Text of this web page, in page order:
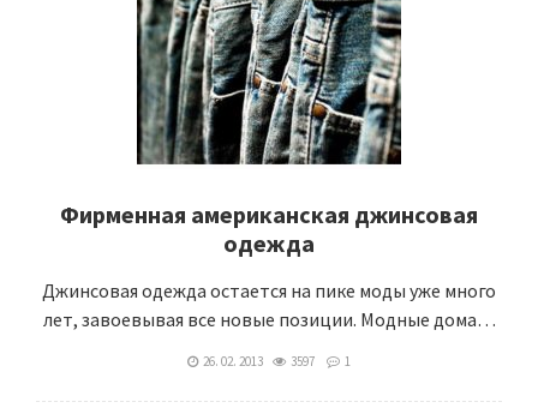
Фирменная американская джинсовая
одежда
Джинсовая одежда остается на пике моды уже много
лет, завоевывая все новые позиции. Модные дома…
26. 02. 2013 3597 1